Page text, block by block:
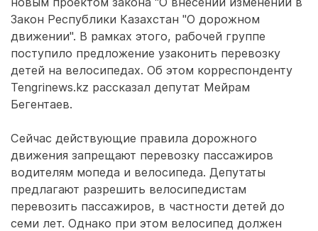
Закон Республики Казахстан "О дорожном
движении". В рамках этого, рабочей группе
поступило предложение узаконить перевозку
детей на велосипедах. Об этом корреспонденту
Tengrinews.kz рассказал депутат Мейрам
Бегентаев.
Сейчас действующие правила дорожного
движения запрещают перевозку пассажиров
водителям мопеда и велосипеда. Депутаты
предлагают разрешить велосипедистам
перевозить пассажиров, в частности детей до
семи лет. Однако при этом велосипед должен